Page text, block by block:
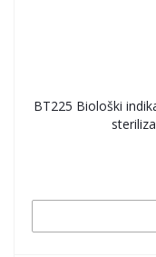
BT225 Biološki